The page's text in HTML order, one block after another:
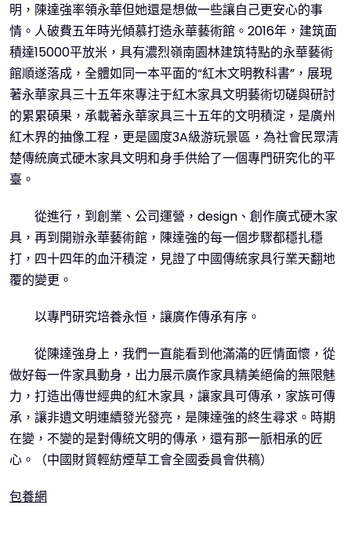
明，陳達強率領永華但她還是想做一些讓自己更安心的事
情。人破費五年時光傾慕打造永華藝術館。2016年，建筑面
積達15000平放米，具有濃烈嶺南園林建筑特點的永華藝術
館順遂落成，全體如同一本平面的“紅木文明教科書”，展現
著永華家具三十五年來專注于紅木家具文明藝術切磋與研討
的累累碩果，承載著永華家具三十五年的文明積淀，是廣州
紅木界的抽像工程，更是國度3A級游玩景區，為社會民眾清
楚傳統廣式硬木家具文明和身手供給了一個專門研究化的平
臺。
從進行，到創業、公司運營，design、創作廣式硬木家
具，再到開辦永華藝術館，陳達強的每一個步驟都穩扎穩
打，四十四年的血汗積淀，見證了中國傳統家具行業天翻地
覆的變更。
以專門研究培養永恒，讓廣作傳承有序。
從陳達強身上，我們一直能看到他滿滿的匠情面懷，從
做好每一件家具動身，出力展示廣作家具精美絕倫的無限魅
力，打造出傳世經典的紅木家具，讓家具可傳承，家族可傳
承，讓非遺文明連續發光發亮，是陳達強的終生尋求。時期
在變，不變的是對傳統文明的傳承，還有那一脈相承的匠
心。（中國財貿輕紡煙草工會全國委員會供稿）
包養網